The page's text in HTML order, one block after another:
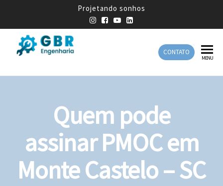
Projetando sonhos
Engenharia
Engenharia
CONTATO
MENU
Quem pode
assinar PMOC em
Monte Castelo – SC